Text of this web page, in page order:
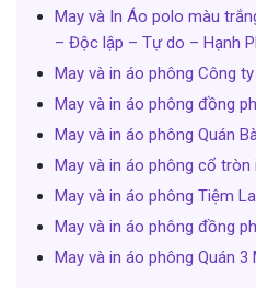
May và In Áo polo màu
– Độc lập – Tự do – Hạnh
May và in áo phông Công
May và in áo phông đồng
May và in áo phông Quán
May và in áo phông cổ
May và in áo phông Tiệm
May và in áo phông đồng
May và in áo phông Quán 3